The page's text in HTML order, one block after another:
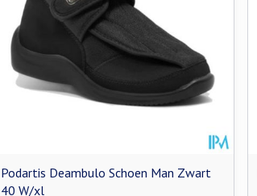
Podartis Deambulo Schoen Man Zwart
40 W/xl